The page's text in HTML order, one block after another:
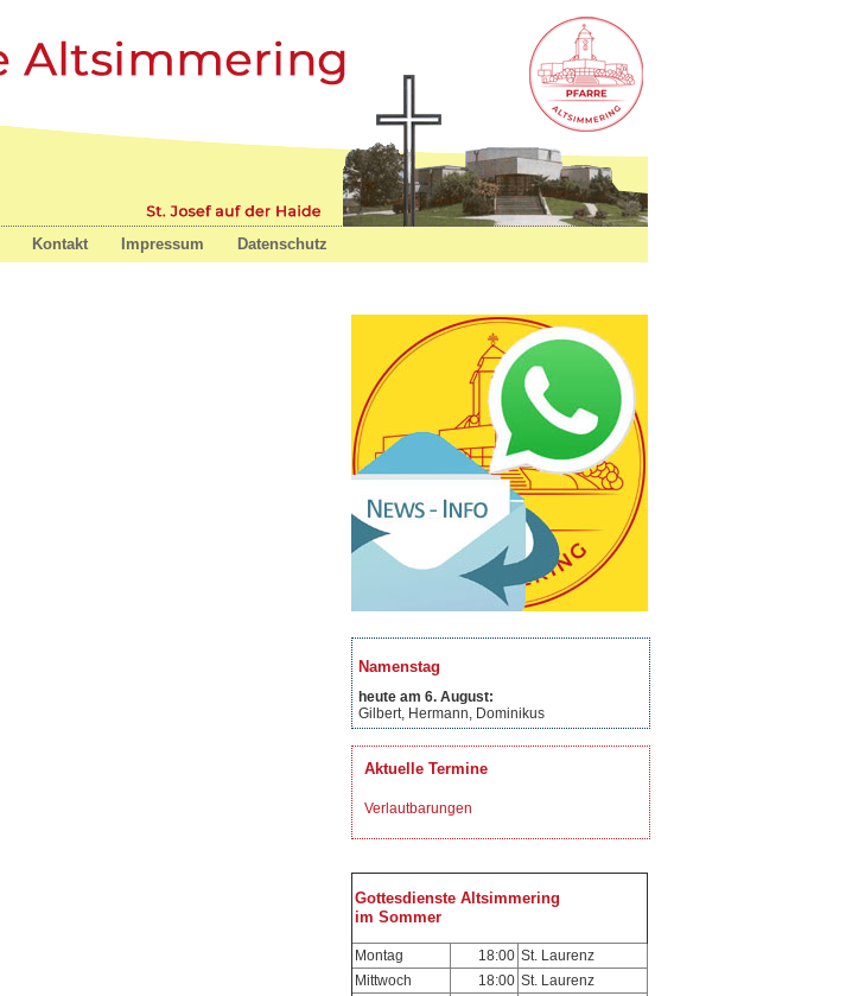
St. Josef auf der Haide
Kontakt Impressum Datenschutz
Namenstag
heute am 6. August:
Gilbert, Hermann, Dominikus
Aktuelle Termine
Verlautbarungen
Gottesdienste Altsimmering
im Sommer
Montag 18:00 St. Laurenz
Mittwoch
18:00 St. Laurenz